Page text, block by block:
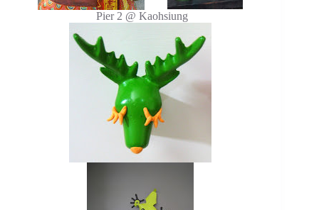
Pier 2 @ Kaohsiung